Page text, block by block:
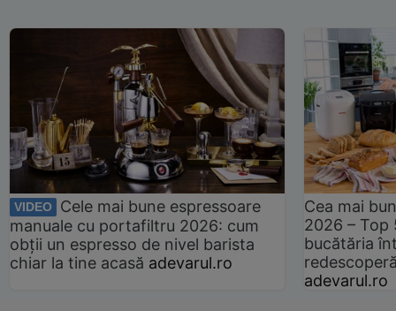
VIDEO
Cele mai bune espressoare
manuale cu portafiltru 2026: cum
obții un espresso de nivel barista
chiar la tine acasă adevarul.ro
Cea mai
2026 –
bucătăria
adevarul.ro